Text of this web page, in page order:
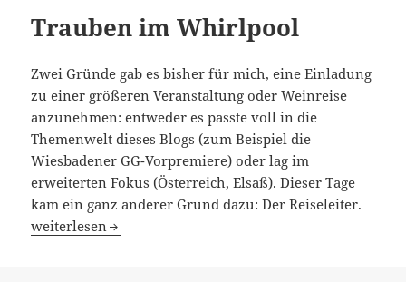
Trauben im Whirlpool
Zwei Gründe gab es bisher für mich, eine Einladung
zu einer größeren Veranstaltung oder Weinreise
anzunehmen: entweder es passte voll in die
Themenwelt dieses Blogs (zum Beispiel die
Wiesbadener GG-Vorpremiere) oder lag im
erweiterten Fokus (Österreich, Elsaß). Dieser Tage
kam ein ganz anderer Grund dazu: Der Reiseleiter.
Trauben im Whirlpool
weiterlesen